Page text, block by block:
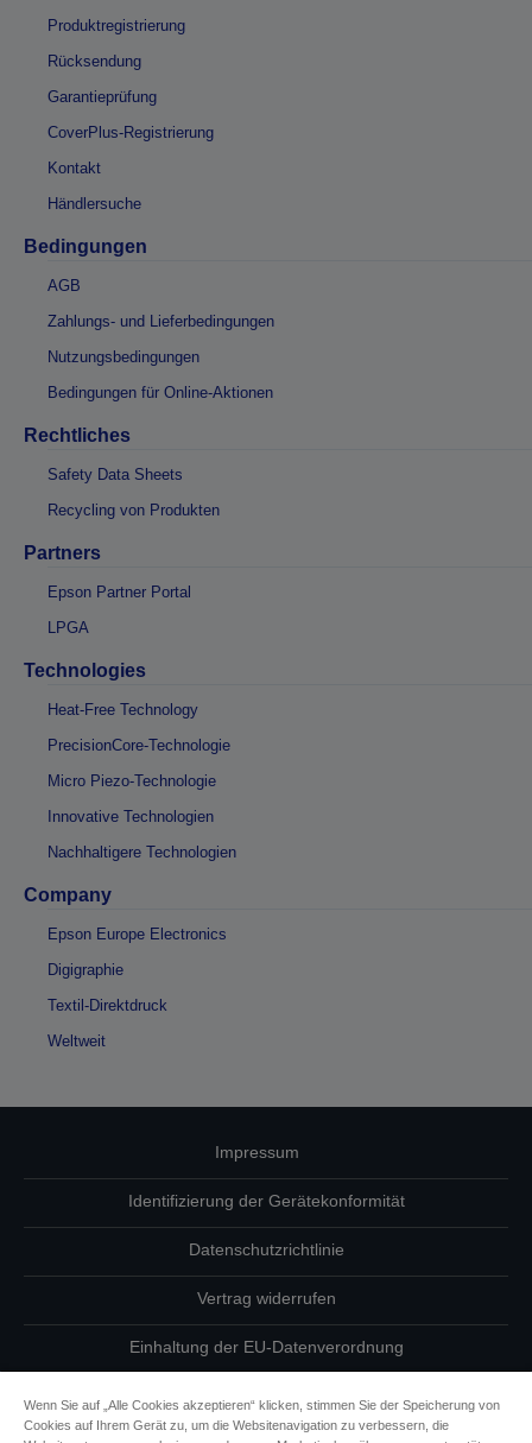
Produktregistrierung
Rücksendung
Garantieprüfung
CoverPlus-Registrierung
Kontakt
Händlersuche
Bedingungen
AGB
Zahlungs- und Lieferbedingungen
Nutzungsbedingungen
Bedingungen für Online-Aktionen
Rechtliches
Safety Data Sheets
Recycling von Produkten
Partners
Epson Partner Portal
LPGA
Technologies
Heat-Free Technology
PrecisionCore-Technologie
Micro Piezo-Technologie
Innovative Technologien
Nachhaltigere Technologien
Company
Epson Europe Electronics
Digigraphie
Textil-Direktdruck
Weltweit
Impressum
Identifizierung der Gerätekonformität
Datenschutzrichtlinie
Vertrag widerrufen
Einhaltung der EU-Datenverordnung
Wenn Sie auf „Alle Cookies akzeptieren“ klicken, stimmen Sie der Speicherung von
Cookies auf Ihrem Gerät zu, um die Websitenavigation zu verbessern, die